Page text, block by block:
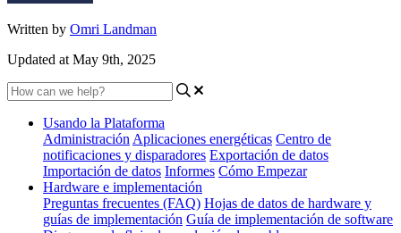
Written by Omri Landman
Updated at May 9th, 2025
Usando la Plataforma
Administración Aplicaciones energéticas Centro de
notificaciones y disparadores Exportación de datos
Importación de datos Informes Cómo Empezar
Hardware e implementación
Preguntas frecuentes (FAQ) Hojas de datos de hardware y
guías de implementación Guía de implementación de software